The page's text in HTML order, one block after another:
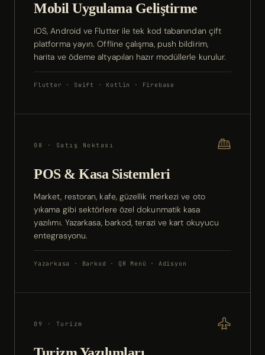
Mobil Uygulama Geliştirme
iOS, Android ve Flutter ile tek kod tabanından çift
platforma yayın. Offline çalışma, push bildirim,
harita ve ödeme altyapıları hazır modüllerle kurulur.
Flutter · Swift · Kotlin · Firebase
08 · Satış Noktası
POS & Kasa Sistemleri
Market, restoran, kafe, güzellik merkezi ve oto
yıkama gibi sektörlere özel dokunmatik kasa
yazılımı. Yazarkasa, barkod, terazi ve kart okuyucu
entegrasyonu.
Yazarkasa · Barkod · QR Menü · Adisyon
09 · Turizm